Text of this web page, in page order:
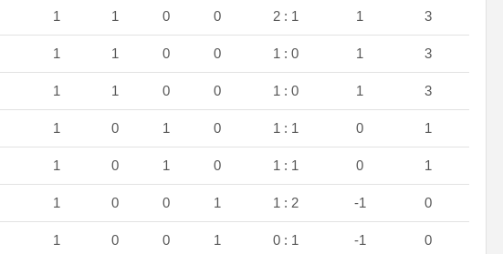
1 1 0 0 2 : 1 1 3
1 1 0 0 1 : 0 1 3
1 1 0 0 1 : 0 1 3
1 0 1 0 1 : 1 0 1
1 0 1 0 1 : 1 0 1
1 0 0 1 1 : 2 -1 0
1 0 0 1 0 : 1 -1 0